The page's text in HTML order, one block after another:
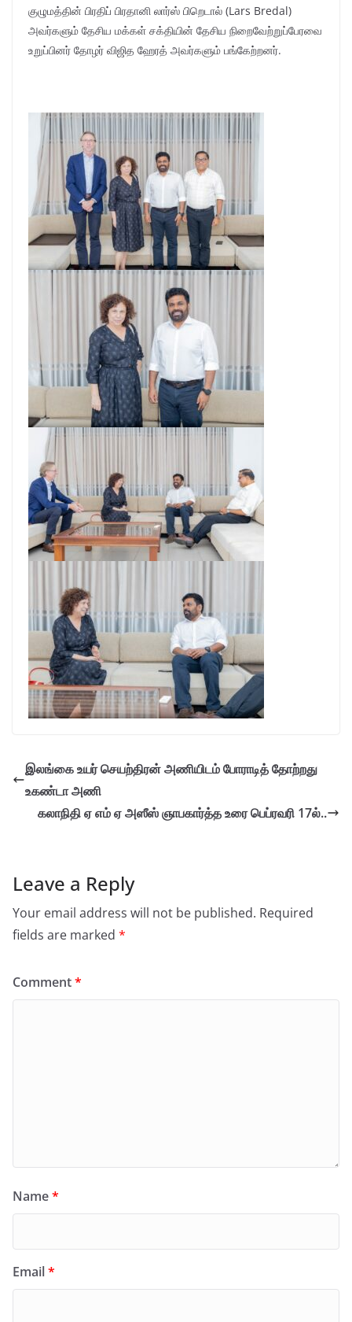
குழுமத்தின் பிரதிப் பிரதானி லார்ஸ் பிறெடால் (Lars Bredal)
அவர்களும் தேசிய மக்கள் சக்தியின் தேசிய நிறைவேற்றுப்பேரவை
உறுப்பினர் தோழர் விஜித ஹேரத் அவர்களும் பங்கேற்றனர்.
இலங்கை உயர் செயற்திரன் அணியிடம் போராடித் தோற்றது
உகண்டா அணி
கலாநிதி ஏ எம் ஏ அஸீஸ் ஞாபகார்த்த உரை பெப்ரவரி 17ல்..
Leave a Reply
Your email address will not be published. Required
fields are marked *
Comment*
Name*
Email*